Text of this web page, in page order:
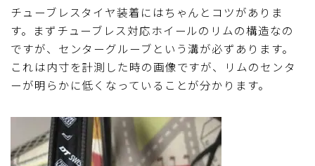
チューブレスタイヤ装着にはちゃんとコツがありま
す。まずチューブレス対応ホイールのリムの構造なの
ですが、センターグルーブという溝が必ずあります。
これは内寸を計測した時の画像ですが、リムのセンタ
ーが明らかに低くなっていることが分かります。